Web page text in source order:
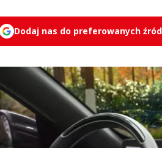
Dodaj nas do preferowanych